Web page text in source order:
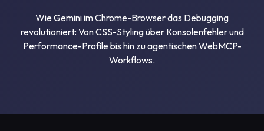
Wie Gemini im Chrome-Browser das Debugging
revolutioniert: Von CSS-Styling über Konsolenfehler und
Performance-Profile bis hin zu agentischen WebMCP-
Workflows.